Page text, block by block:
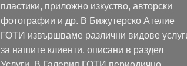
пластики, приложно изкуство, авторски
фотографии и др. В Бижутерско Ателие
ГОТИ извършваме различни видове
за нашите клиенти, описани в раздел